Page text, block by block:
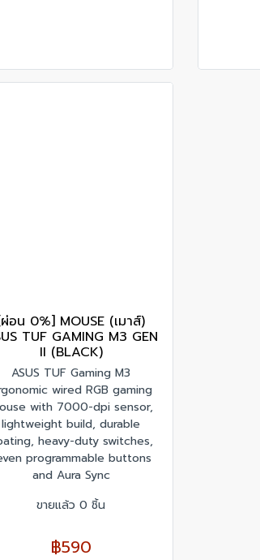
อน 0%] MOUSE (เมาส์)
TUF GAMING M3 GEN
II (BLACK)
ASUS TUF Gaming M3
wired RGB gaming
with 7000-dpi sensor,
lightweight build, durable
heavy-duty switches,
programmable buttons
and Aura Sync
ขายแล้ว 0 ชิ้น
฿590